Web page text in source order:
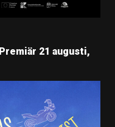
Premiär 21 augusti,